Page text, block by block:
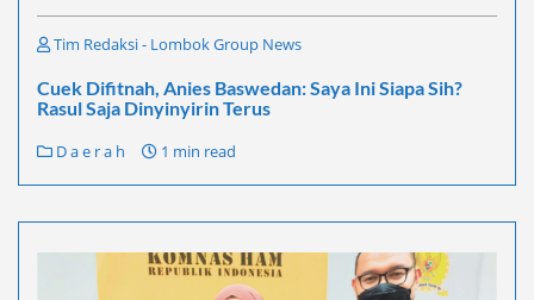
Tim Redaksi - Lombok Group News
Cuek Difitnah, Anies Baswedan: Saya Ini Siapa Sih?
Rasul Saja Dinyinyirin Terus
D a e r a h 1 min read